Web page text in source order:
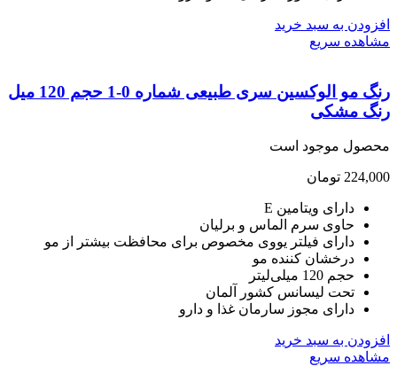
به سبد خرید
سریع
رنگ مو الوکسین سری طبیعی شماره 0-1 حجم 120 میل
مشکی
موجود است
تومان
دارای ویتامین E
حاوی سرم الماس و برلیان
دارای فیلتر یووی مخصوص برای محافظت بیشتر از مو
درخشان کننده مو
حجم 120 میلی‌لیتر
تحت لیسانس کشور آلمان
دارای مجوز سارمان غذا و دارو
به سبد خرید
سریع